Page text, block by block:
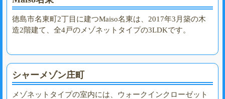
徳島市名東町2丁目に建つMaiso名東は、2017年3月築の木
造2階建て、全4戸のメゾネットタイプの3LDKです。
シャーメゾン庄町
メゾネットタイプの室内には、ウォークインクローゼット